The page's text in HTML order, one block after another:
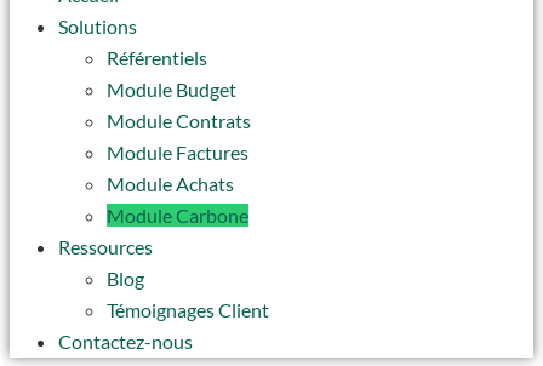
Solutions
Référentiels
Module Budget
Module Contrats
Module Factures
Module Achats
Module Carbone
Ressources
Blog
Témoignages Client
Contactez-nous